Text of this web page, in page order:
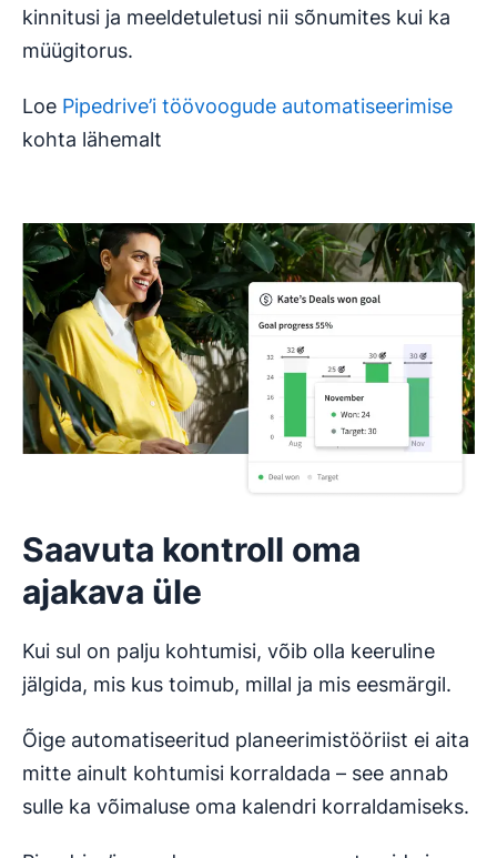
kinnitusi ja meeldetuletusi nii sõnumites kui ka
müügitorus.
Loe Pipedrive’i töövoogude automatiseerimise
kohta lähemalt
Saavuta kontroll oma
ajakava üle
Kui sul on palju kohtumisi, võib olla keeruline
jälgida, mis kus toimub, millal ja mis eesmärgil.
Õige automatiseeritud planeerimistööriist ei aita
mitte ainult kohtumisi korraldada – see annab
sulle ka võimaluse oma kalendri korraldamiseks.